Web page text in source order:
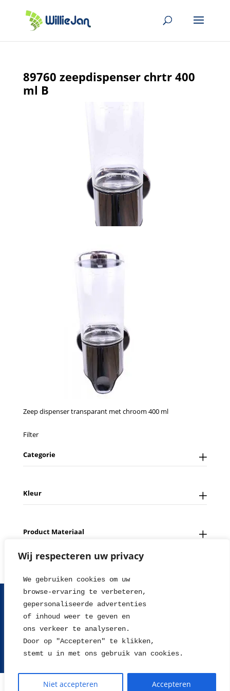
Wij respecteren uw privacy
We gebruiken cookies om uw
browse-ervaring te verbeteren,
gepersonaliseerde advertenties
of inhoud weer te geven en
ons verkeer te analyseren.
Door op "Accepteren" te klikken,
stemt u in met ons gebruik van cookies.
Niet accepteren Accepteren
89760 zeepdispenser chrtr 400
ml B
Zeep dispenser transparant met chroom 400 ml
Filter
Categorie
Kleur
Product Materiaal
Contact
Tips en Nieuws
Herroepingsrecht
Retour sturen
Algemene voorwaarden
Disclaimer
2004 - 2026 © WillieJan®
De waardering van www.williejan.com bij WebwinkelKeur Reviews